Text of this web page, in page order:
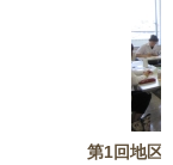
第1回地区